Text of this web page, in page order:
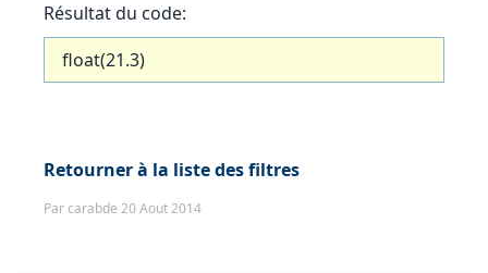
Résultat du code:
float(21.3)
Retourner à la liste des filtres
Par carabde 20 Aout 2014